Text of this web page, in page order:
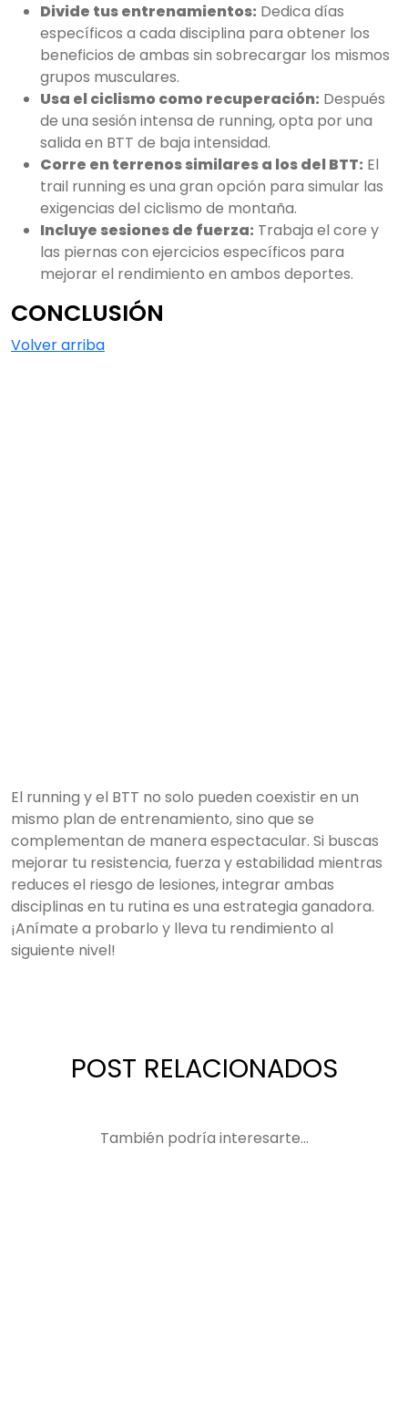
Divide tus entrenamientos: Dedica días
específicos a cada disciplina para obtener los
beneficios de ambas sin sobrecargar los mismos
grupos musculares.
Usa el ciclismo como recuperación: Después
de una sesión intensa de running, opta por una
salida en BTT de baja intensidad.
Corre en terrenos similares a los del BTT: El
trail running es una gran opción para simular las
exigencias del ciclismo de montaña.
Incluye sesiones de fuerza: Trabaja el core y
las piernas con ejercicios específicos para
mejorar el rendimiento en ambos deportes.
CONCLUSIÓN
Volver arriba
El running y el BTT no solo pueden coexistir en un
mismo plan de entrenamiento, sino que se
complementan de manera espectacular. Si buscas
mejorar tu resistencia, fuerza y estabilidad mientras
reduces el riesgo de lesiones, integrar ambas
disciplinas en tu rutina es una estrategia ganadora.
¡Anímate a probarlo y lleva tu rendimiento al
siguiente nivel!
POST RELACIONADOS
También podría interesarte...